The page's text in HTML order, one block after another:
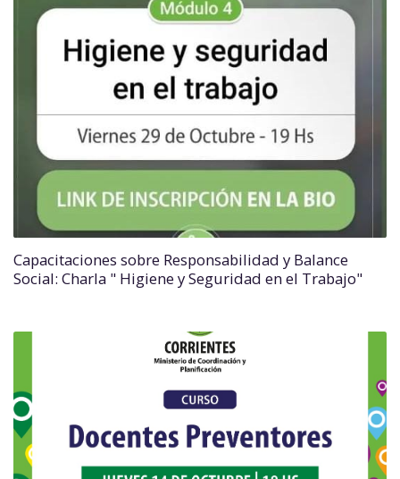
Capacitaciones sobre Responsabilidad y Balance
Social: Charla " Higiene y Seguridad en el Trabajo"